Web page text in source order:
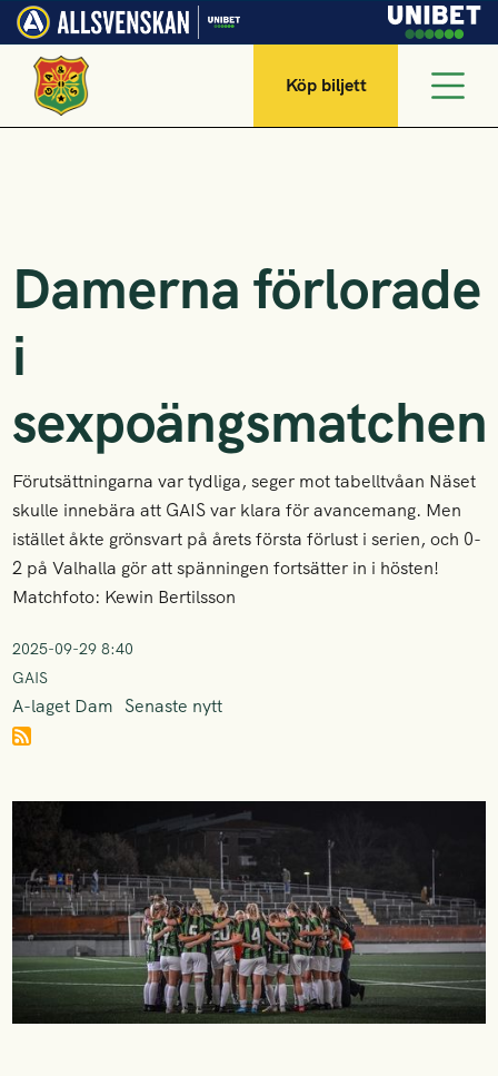
Köp biljett
Damerna förlorade
i
sexpoängsmatchen
Förutsättningarna var tydliga, seger mot tabelltvåan Näset
skulle innebära att GAIS var klara för avancemang. Men
istället åkte grönsvart på årets första förlust i serien, och 0-
2 på Valhalla gör att spänningen fortsätter in i hösten!
Matchfoto: Kewin Bertilsson
2025-09-29 8:40
GAIS
A-laget Dam Senaste nytt